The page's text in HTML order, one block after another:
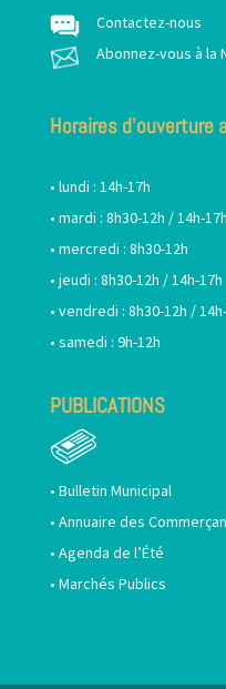
Contactez-nous
Abonnez-vous à la
Horaires d’ouverture
• lundi : 14h-17h
• mardi : 8h30-12h / 14h-17h
• mercredi : 8h30-12h
• jeudi : 8h30-12h / 14h-17h
• vendredi : 8h30-12h /
• samedi : 9h-12h
PUBLICATIONS
• Bulletin Municipal
• Annuaire des
• Agenda de l’Été
• Marchés Publics